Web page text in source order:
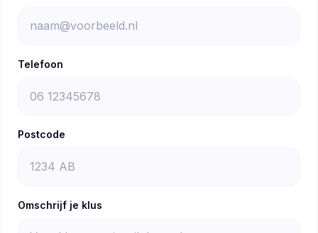
Telefoon
Postcode
Omschrijf je klus